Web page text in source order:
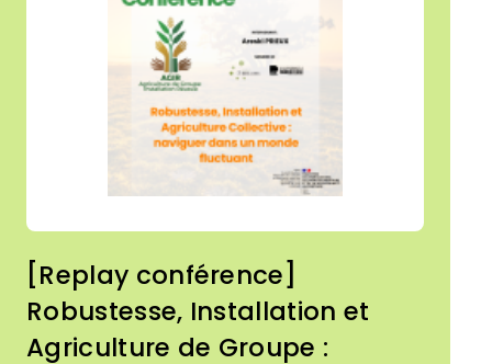
[Replay conférence]
Robustesse, Installation et
Agriculture de Groupe :